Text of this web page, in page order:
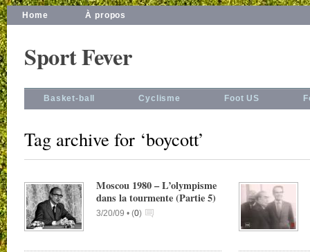
Home À propos
Sport Fever
Basket-ball Cyclisme Foot US
Tag archive for ‘boycott’
Moscou 1980 – L’olympisme
dans la tourmente (Partie 5)
3/20/09 • (0)